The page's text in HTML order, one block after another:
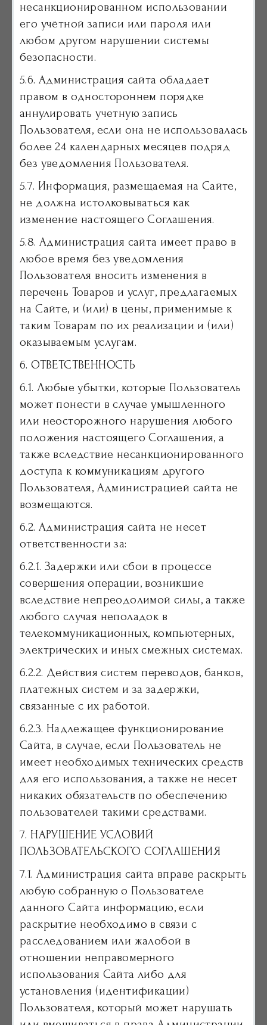
несанкционированном использовании
его учётной записи или пароля или
любом другом нарушении системы
безопасности.
5.6. Администрация сайта обладает
правом в одностороннем порядке
аннулировать учетную запись
Пользователя, если она не использовалась
более 24 календарных месяцев подряд
без уведомления Пользователя.
5.7. Информация, размещаемая на Сайте,
не должна истолковываться как
изменение настоящего Соглашения.
5.8. Администрация сайта имеет право в
любое время без уведомления
Пользователя вносить изменения в
перечень Товаров и услуг, предлагаемых
на Сайте, и (или) в цены, применимые к
таким Товарам по их реализации и (или)
оказываемым услугам.
6. ОТВЕТСТВЕННОСТЬ
6.1. Любые убытки, которые Пользователь
может понести в случае умышленного
или неосторожного нарушения любого
положения настоящего Соглашения, а
также вследствие несанкционированного
доступа к коммуникациям другого
Пользователя, Администрацией сайта не
возмещаются.
6.2. Администрация сайта не несет
ответственности за:
6.2.1. Задержки или сбои в процессе
совершения операции, возникшие
вследствие непреодолимой силы, а также
любого случая неполадок в
телекоммуникационных, компьютерных,
электрических и иных смежных системах.
6.2.2. Действия систем переводов, банков,
платежных систем и за задержки,
связанные с их работой.
6.2.3. Надлежащее функционирование
Сайта, в случае, если Пользователь не
имеет необходимых технических средств
для его использования, а также не несет
никаких обязательств по обеспечению
пользователей такими средствами.
7. НАРУШЕНИЕ УСЛОВИЙ
ПОЛЬЗОВАТЕЛЬСКОГО СОГЛАШЕНИЯ
7.1. Администрация сайта вправе раскрыть
любую собранную о Пользователе
данного Сайта информацию, если
раскрытие необходимо в связи с
расследованием или жалобой в
отношении неправомерного
использования Сайта либо для
установления (идентификации)
Пользователя, который может нарушать